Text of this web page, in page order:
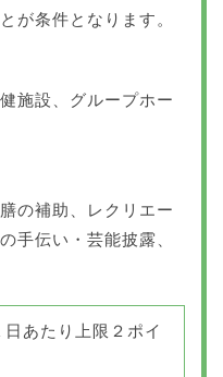
が条件となります。
施設、グループホー
の補助、レクリエー
手伝い・芸能披露、
あたり上限２ポイ